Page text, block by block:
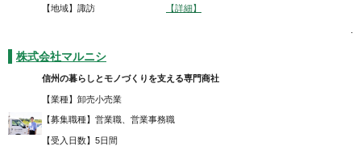
【地域】諏訪 【詳細】
.
株式会社マルニシ
信州の暮らしとモノづくりを支える専門商社
【業種】卸売小売業
【募集職種】営業職、営業事務職
【受入日数】5日間